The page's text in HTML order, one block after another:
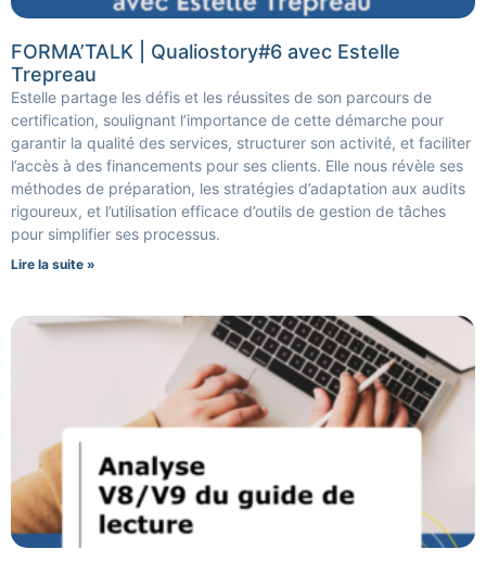
FORMA’TALK | Qualiostory#6 avec Estelle
Trepreau
Estelle partage les défis et les réussites de son parcours de
certification, soulignant l’importance de cette démarche pour
garantir la qualité des services, structurer son activité, et faciliter
l’accès à des financements pour ses clients. Elle nous révèle ses
méthodes de préparation, les stratégies d’adaptation aux audits
rigoureux, et l’utilisation efficace d’outils de gestion de tâches
pour simplifier ses processus.
Lire la suite »